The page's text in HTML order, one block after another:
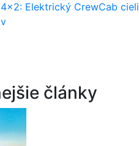
4x2: Elektrický CrewCab cieli
články